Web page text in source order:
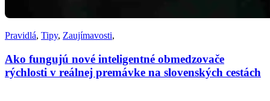
Pravidlá, Tipy, Zaujímavosti,
Ako fungujú nové inteligentné obmedzovače
rýchlosti v reálnej premávke na slovenských cestách